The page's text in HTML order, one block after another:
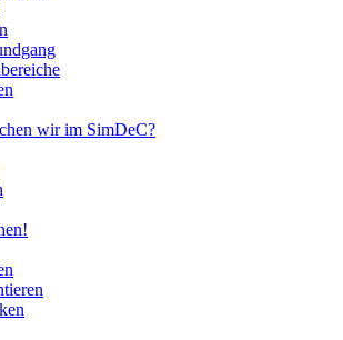
wir im SimDeC?